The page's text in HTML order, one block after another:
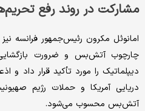
مشارکت در روند رفع
امانوئل مکرون رئیس‌جمهور فرانسه
چارچوب آتش‌بس و ضرورت بازگشایی
دیپلماتیک را مورد تأکید قرار داد و
دریایی آمریکا و حملات رژیم
آتش‌بس محسوب می‌شود.